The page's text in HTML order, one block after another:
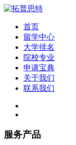
首页
留学中心
大学排名
院校专业
申请宝典
关于我们
联系我们
服务产品